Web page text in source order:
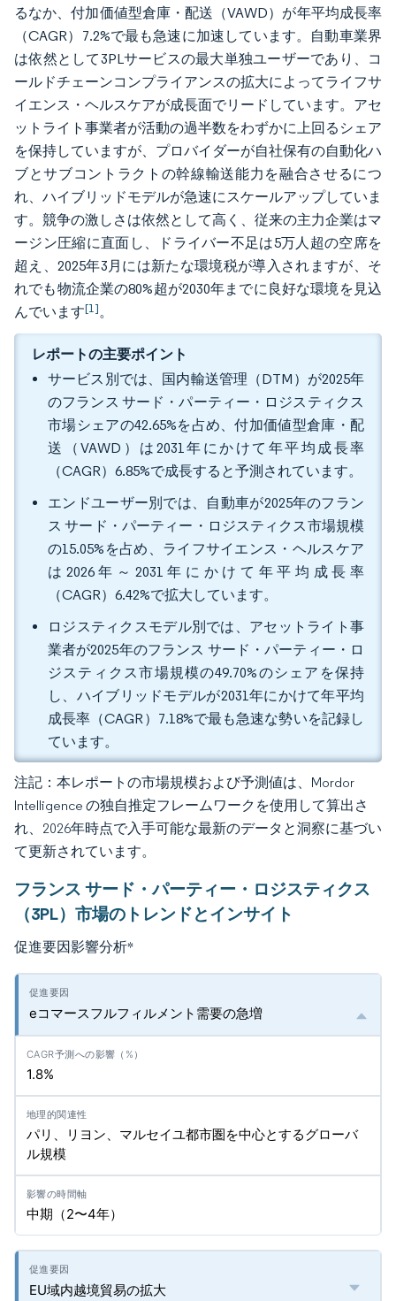
るなか、付加価値型倉庫・配送（VAWD）が年平均成長率
（CAGR）7.2%で最も急速に加速しています。自動車業界
は依然として3PLサービスの最大単独ユーザーであり、コ
ールドチェーンコンプライアンスの拡大によってライフサ
イエンス・ヘルスケアが成長面でリードしています。アセ
ットライト事業者が活動の過半数をわずかに上回るシェア
を保持していますが、プロバイダーが自社保有の自動化ハ
ブとサブコントラクトの幹線輸送能力を融合させるにつ
れ、ハイブリッドモデルが急速にスケールアップしていま
す。競争の激しさは依然として高く、従来の主力企業はマ
ージン圧縮に直面し、ドライバー不足は5万人超の空席を
超え、2025年3月には新たな環境税が導入されますが、そ
れでも物流企業の80%超が2030年までに良好な環境を見込
んでいます[1]。
レポートの主要ポイント
サービス別では、国内輸送管理（DTM）が2025年
のフランス サード・パーティー・ロジスティクス
市場シェアの42.65%を占め、付加価値型倉庫・配
送（VAWD）は2031年にかけて年平均成長率
（CAGR）6.85%で成長すると予測されています。
エンドユーザー別では、自動車が2025年のフラン
ス サード・パーティー・ロジスティクス市場規模
の15.05%を占め、ライフサイエンス・ヘルスケア
は2026年～2031年にかけて年平均成長率
（CAGR）6.42%で拡大しています。
ロジスティクスモデル別では、アセットライト事
業者が2025年のフランス サード・パーティー・ロ
ジスティクス市場規模の49.70%のシェアを保持
し、ハイブリッドモデルが2031年にかけて年平均
成長率（CAGR）7.18%で最も急速な勢いを記録し
ています。
注記：本レポートの市場規模および予測値は、Mordor
Intelligence の独自推定フレームワークを使用して算出さ
れ、2026年時点で入手可能な最新のデータと洞察に基づい
て更新されています。
フランス サード・パーティー・ロジスティクス
（3PL）市場のトレンドとインサイト
促進要因影響分析*
eコマースフルフィルメント需要の急増
1.8%
パリ、リヨン、マルセイユ都市圏を中心とするグローバ
ル規模
中期（2〜4年）
EU域内越境貿易の拡大